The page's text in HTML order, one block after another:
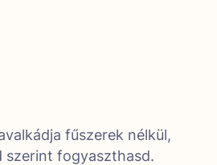
fűszerek nélkül,
szerint fogyaszthasd.